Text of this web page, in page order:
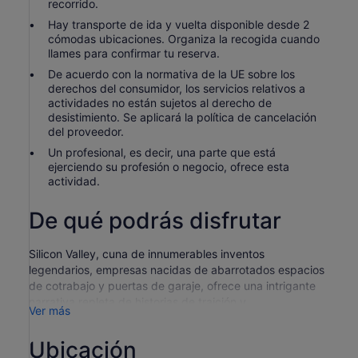
recorrido.
Hay transporte de ida y vuelta disponible desde 2
cómodas ubicaciones. Organiza la recogida cuando
llames para confirmar tu reserva.
De acuerdo con la normativa de la UE sobre los
derechos del consumidor, los servicios relativos a
actividades no están sujetos al derecho de
desistimiento. Se aplicará la política de cancelación
del proveedor.
Un profesional, es decir, una parte que está
ejerciendo su profesión o negocio, ofrece esta
actividad.
De qué podrás disfrutar
Silicon Valley, cuna de innumerables inventos
legendarios, empresas nacidas de abarrotados espacios
de cotrabajo y puertas de garaje, ofrece una intrigante
enriquecimiento.
Este recorrido te llevará a través de las historias de los
Ver más
Ubicación